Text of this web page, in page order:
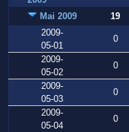
Mai 2009 19
2009-
05-01
0
2009-
05-02
0
2009-
05-03
0
2009-
05-04
0